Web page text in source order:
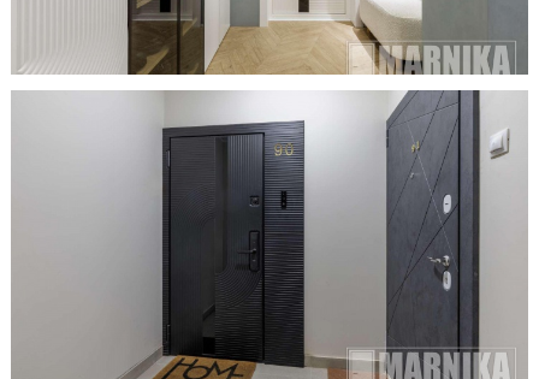
Двери и интерьерные решения
Массив
Шпонированные
Стеклянные/зеркальные
Двери-книги
Маятниковые